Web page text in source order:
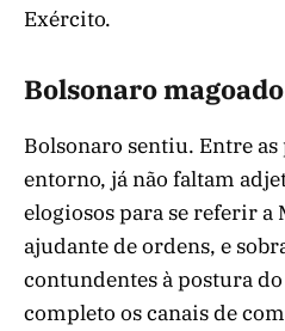
Exército.
Bolsonaro magoado
Bolsonaro sentiu. Entre as
entorno, já não faltam
elogiosos para se referir a
ajudante de ordens, e
contundentes à postura
completo os canais de